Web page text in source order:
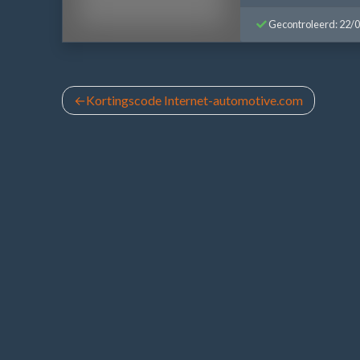
Gecontroleerd: 22/
Bericht
Kortingscode Internet-automotive.com